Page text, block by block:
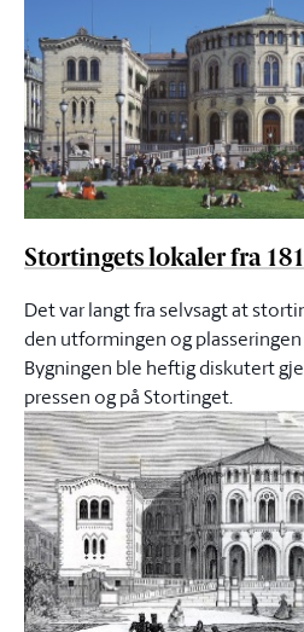
Stortingets lokaler fra
Det var langt fra selvsagt at
den utformingen og
Bygningen ble heftig diskutert
pressen og på Stortinget.